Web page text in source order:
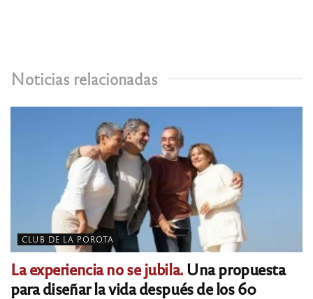
Noticias relacionadas
CLUB DE LA POROTA
La experiencia no se jubila.Una propuesta
para diseñar la vida después de los 60